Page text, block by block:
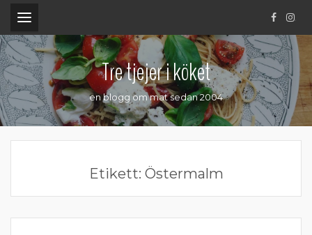
.
Tre tjejer i köket
en blogg om mat sedan 2004
Etikett: Östermalm